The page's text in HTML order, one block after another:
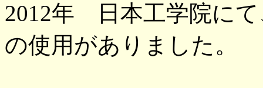
2012年 日本工学院に
の使用がありました。